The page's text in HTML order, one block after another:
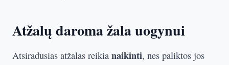
Atžalų daroma žala uogynui
Atsiradusias atžalas reikia naikinti, nes paliktos jos